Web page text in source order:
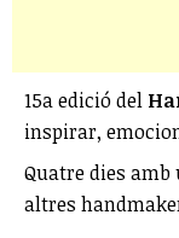
15a edició del
inspirar,
Quatre dies
altres